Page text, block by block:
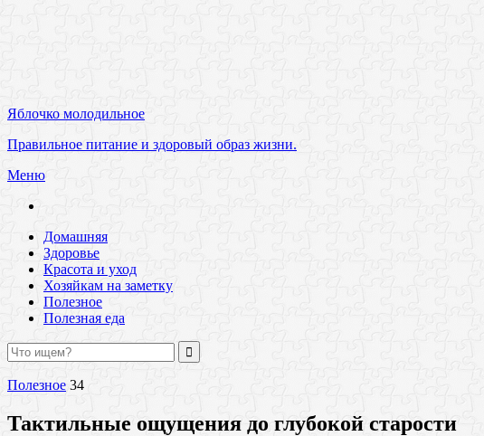
Яблочко молодильное
Правильное питание и здоровый образ жизни.
Меню
Домашняя
Здоровье
Красота и уход
Хозяйкам на заметку
Полезное
Полезная еда
Полезное 34
Тактильные ощущения до глубокой старости